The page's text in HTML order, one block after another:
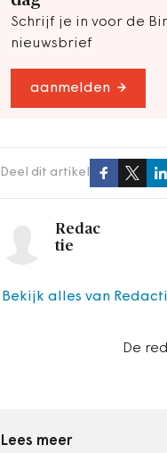
Schrijf je in voor de
nieuwsbrief
aanmelden
Deel dit artikel
Redac
tie
De
Bekijk alles van
Lees meer